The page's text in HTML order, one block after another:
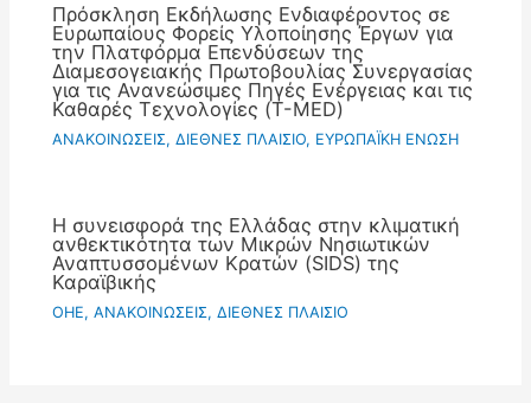
Πρόσκληση Εκδήλωσης Ενδιαφέροντος σε
Ευρωπαίους Φορείς Υλοποίησης Έργων για
την Πλατφόρμα Επενδύσεων της
Διαμεσογειακής Πρωτοβουλίας Συνεργασίας
για τις Ανανεώσιμες Πηγές Ενέργειας και τις
Καθαρές Τεχνολογίες (T-MED)
ΑΝΑΚΟΙΝΩΣΕΙΣ,ΔΙΕΘΝΕΣ ΠΛΑΙΣΙΟ, ΕΥΡΩΠΑΪΚΗ ΕΝΩΣΗ
Η συνεισφορά της Ελλάδας στην κλιματική
ανθεκτικότητα των Μικρών Νησιωτικών
Αναπτυσσομένων Κρατών (SIDS) της
Καραϊβικής
OHE,ΑΝΑΚΟΙΝΩΣΕΙΣ,ΔΙΕΘΝΕΣ ΠΛΑΙΣΙΟ